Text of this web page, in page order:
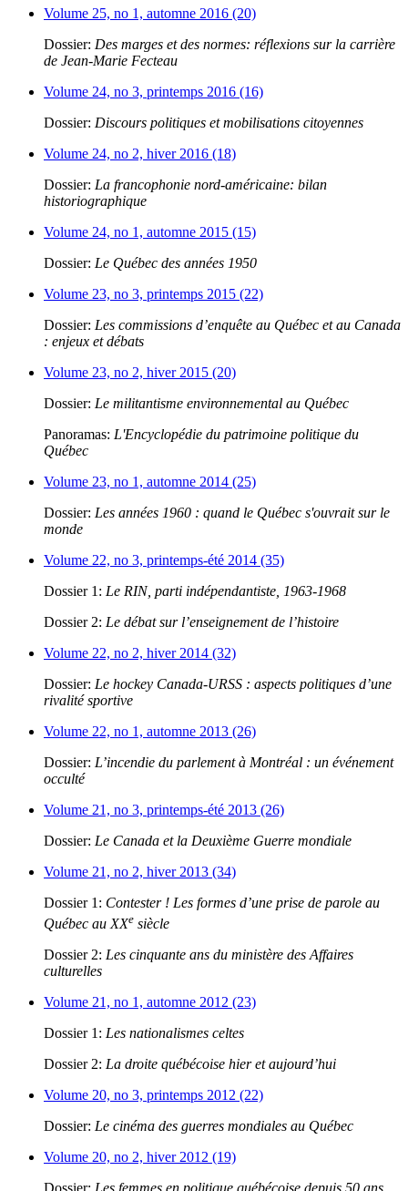
Volume 25, no 1, automne 2016 (20)
Dossier: Des marges et des normes: réflexions sur la carrière
de Jean-Marie Fecteau
Volume 24, no 3, printemps 2016 (16)
Dossier: Discours politiques et mobilisations citoyennes
Volume 24, no 2, hiver 2016 (18)
Dossier: La francophonie nord-américaine: bilan
historiographique
Volume 24, no 1, automne 2015 (15)
Dossier: Le Québec des années 1950
Volume 23, no 3, printemps 2015 (22)
Dossier: Les commissions d’enquête au Québec et au Canada
: enjeux et débats
Volume 23, no 2, hiver 2015 (20)
Dossier: Le militantisme environnemental au Québec
Panoramas: L'Encyclopédie du patrimoine politique du
Québec
Volume 23, no 1, automne 2014 (25)
Dossier: Les années 1960 : quand le Québec s'ouvrait sur le
monde
Volume 22, no 3, printemps-été 2014 (35)
Dossier 1: Le RIN, parti indépendantiste, 1963-1968
Dossier 2: Le débat sur l’enseignement de l’histoire
Volume 22, no 2, hiver 2014 (32)
Dossier: Le hockey Canada-URSS : aspects politiques d’une
rivalité sportive
Volume 22, no 1, automne 2013 (26)
Dossier: L’incendie du parlement à Montréal : un événement
occulté
Volume 21, no 3, printemps-été 2013 (26)
Dossier: Le Canada et la Deuxième Guerre mondiale
Volume 21, no 2, hiver 2013 (34)
Dossier 1: Contester ! Les formes d’une prise de parole au
Québec au XXe siècle
Dossier 2: Les cinquante ans du ministère des Affaires
culturelles
Volume 21, no 1, automne 2012 (23)
Dossier 1: Les nationalismes celtes
Dossier 2: La droite québécoise hier et aujourd’hui
Volume 20, no 3, printemps 2012 (22)
Dossier: Le cinéma des guerres mondiales au Québec
Volume 20, no 2, hiver 2012 (19)
Dossier: Les femmes en politique québécoise depuis 50 ans